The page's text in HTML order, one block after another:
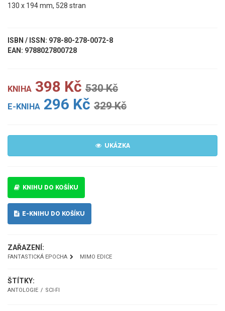
130 x 194 mm, 528 stran
ISBN / ISSN: 978-80-278-0072-8
EAN: 9788027800728
KNIHA 398 Kč 530 Kč
E-KNIHA 296 Kč 329 Kč
UKÁZKA
KNIHU DO KOŠÍKU
E-KNIHU DO KOŠÍKU
ZAŘAZENÍ:
FANTASTICKÁ EPOCHA MIMO EDICE
ŠTÍTKY:
ANTOLOGIE SCI-FI